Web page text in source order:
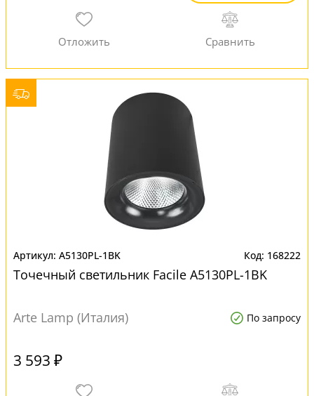
A5130PL-1BK 168222
Точечный светильник Facile A5130PL-1BK
Arte Lamp (Италия) По запросу
3 593 ₽